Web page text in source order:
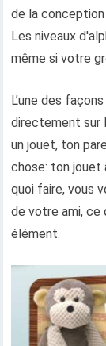
de la
Les niveaux
même si votre
L’une des
directement sur
un jouet, ton
chose: ton jouet
quoi faire, vous
de votre ami, ce
élément.